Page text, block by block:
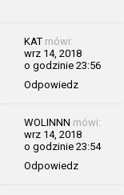
KAT mówi:
wrz 14, 2018
o godzinie 23:56
Odpowiedz
WOLINNN mówi:
wrz 14, 2018
o godzinie 23:54
Odpowiedz